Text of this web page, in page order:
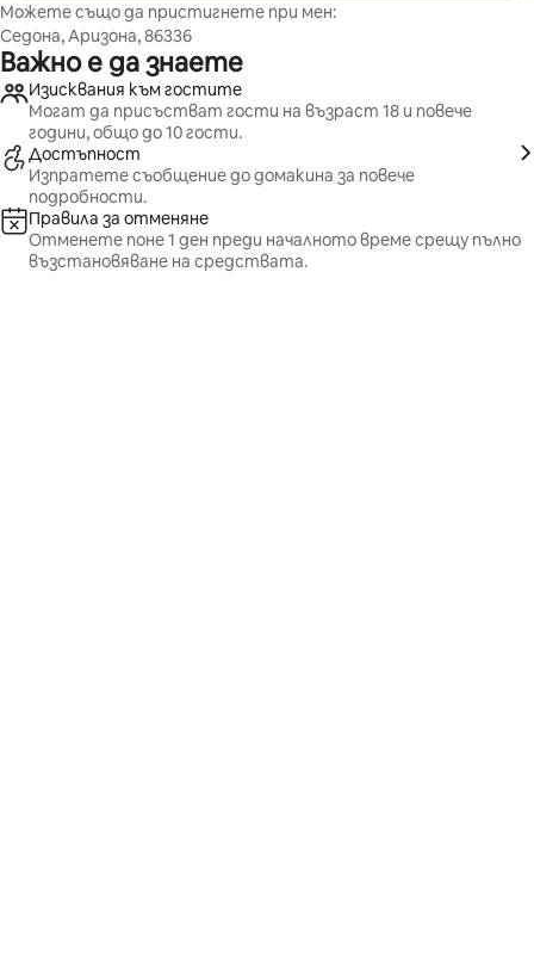
Можете също да пристигнете при мен:
Седона, Аризона, 86336
Важно е да знаете
Изисквания към гостите
Могат да присъстват гости на възраст 18 и повече
години, общо до 10 гости.
Достъпност
Изпратете съобщение до домакина за повече
подробности.
Правила за отменяне
Отменете поне 1 ден преди началното време срещу пълно
възстановяване на средствата.